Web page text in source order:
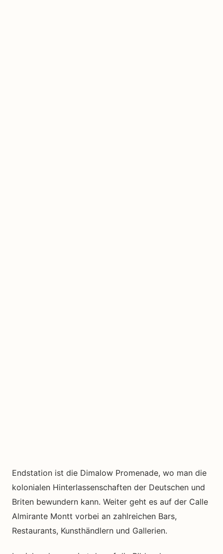
Endstation ist die Dimalow Promenade, wo man die
kolonialen Hinterlassenschaften der Deutschen und
Briten bewundern kann. Weiter geht es auf der Calle
Almirante Montt vorbei an zahlreichen Bars,
Restaurants, Kunsthändlern und Gallerien.